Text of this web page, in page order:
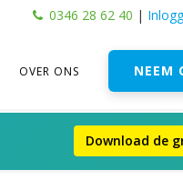
0346 28 62 40 |
OVER ONS NEEM
Download de